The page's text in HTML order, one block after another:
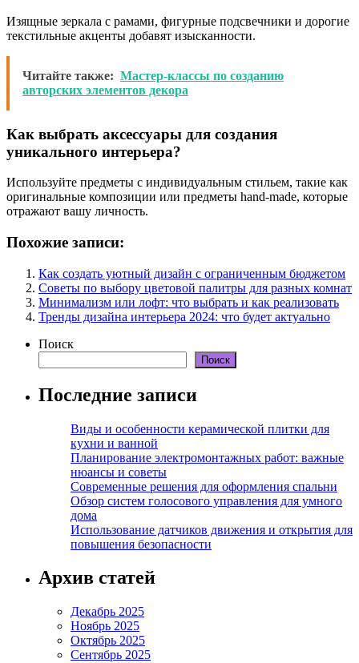
Изящные зеркала с рамами, фигурные подсвечники и дорогие
текстильные акценты добавят изысканности.
Читайте также: Мастер-классы по созданию
авторских элементов декора
Как выбрать аксессуары для создания
уникального интерьера?
Используйте предметы с индивидуальным стильем, такие как
оригинальные композиции или предметы hand-made, которые
отражают вашу личность.
Похожие записи:
Как создать уютный дизайн с ограниченным бюджетом
Советы по выбору цветовой палитры для разных комнат
Минимализм или лофт: что выбрать и как реализовать
Тренды дизайна интерьера 2024: что будет актуально
Поиск
Поиск
Последние записи
Виды и особенности керамической плитки для
кухни и ванной
Планирование электромонтажных работ: важные
нюансы и советы
Современные решения для оформления спальни
Обзор систем голосового управления для умного
дома
Использование датчиков движения и открытия для
повышения безопасности
Архив статей
Декабрь 2025
Ноябрь 2025
Октябрь 2025
Сентябрь 2025